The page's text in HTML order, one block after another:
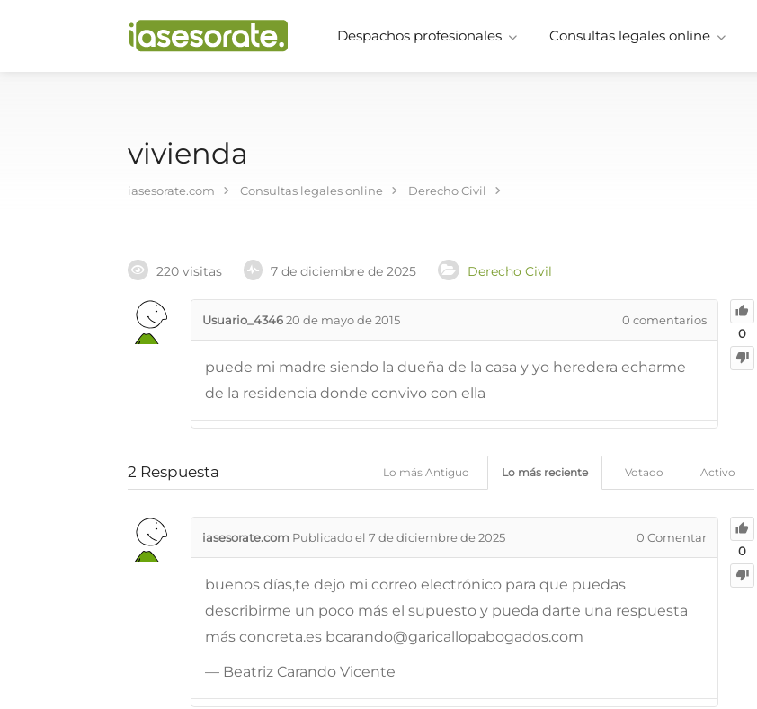
Despachos profesionales Consultas legales online
vivienda
iasesorate.com Consultas legales online Derecho Civil
220 visitas 7 de diciembre de 2025 Derecho Civil
0
Usuario_434620 de mayo de 2015 0 comentarios
puede mi madre siendo la dueña de la casa y yo heredera echarme
de la residencia donde convivo con ella
2 Respuesta Activo
Votado
Lo más reciente
Lo más Antiguo
0
iasesorate.com Publicado el 7 de diciembre de 2025 0 Comentar
buenos días,te dejo mi correo electrónico para que puedas
describirme un poco más el supuesto y pueda darte una respuesta
más concreta.es bcarando@garicallopabogados.com
— Beatriz Carando Vicente